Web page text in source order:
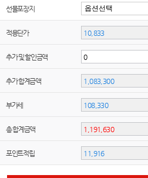
선물포장지
적용단가
추가 및 할인금액
추가 합계금액
부가세
총 합계금액
포인트적립